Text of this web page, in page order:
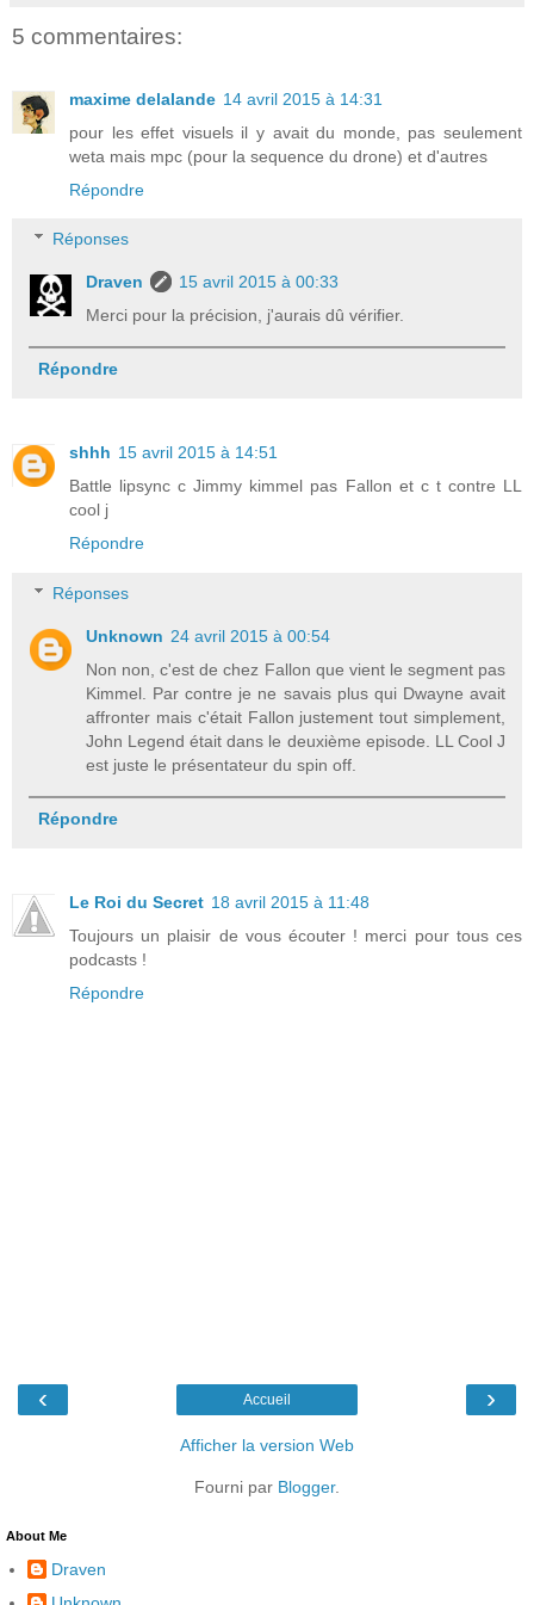
5 commentaires:
maxime delalande 14 avril 2015 à 14:31
pour les effet visuels il y avait du monde, pas seulement
weta mais mpc (pour la sequence du drone) et d'autres
Répondre
Réponses
Draven
15 avril 2015 à 00:33
Merci pour la précision, j'aurais dû vérifier.
Répondre
shhh 15 avril 2015 à 14:51
Battle lipsync c Jimmy kimmel pas Fallon et c t contre LL
cool j
Répondre
Réponses
Unknown 24 avril 2015 à 00:54
Non non, c'est de chez Fallon que vient le segment pas
Kimmel. Par contre je ne savais plus qui Dwayne avait
affronter mais c'était Fallon justement tout simplement,
John Legend était dans le deuxième episode. LL Cool J
est juste le présentateur du spin off.
Répondre
Le Roi du Secret 18 avril 2015 à 11:48
Toujours un plaisir de vous écouter ! merci pour tous ces
podcasts !
Répondre
‹ ›
Accueil
Afficher la version Web
Fourni par Blogger.
About Me
Draven